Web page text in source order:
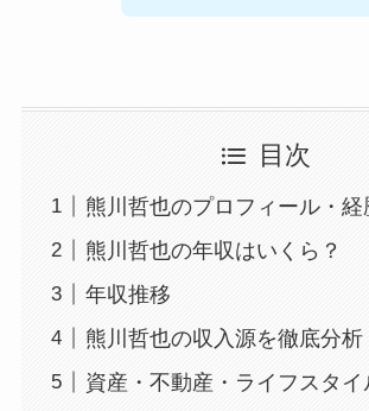
目次
熊川哲也のプロフィール・経
熊川哲也の年収はいくら？
年収推移
熊川哲也の収入源を徹底分析
資産・不動産・ライフスタイ